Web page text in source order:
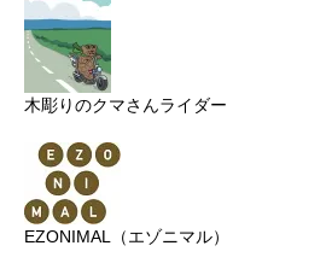
木彫りのクマさんライダー
EZONIMAL（エゾニマル）